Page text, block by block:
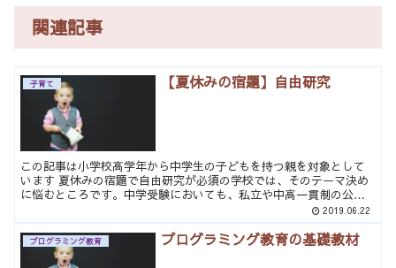
関連記事
子育て 【夏休みの宿題】自由研究
この記事は小学校高学年から中学生の子どもを持つ親を対象として
います 夏休みの宿題で自由研究が必須の学校では、そのテーマ決め
に悩むところです。中学受験においても、私立や中高一貫制の公立
では入選歴がプラスになるところもあると思います。ここでは自...
2019.06.22
プログラミング教育 プログラミング教育の基礎教材